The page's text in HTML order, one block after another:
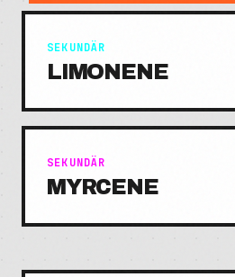
SEKUNDÄR
LIMONENE
SEKUNDÄR
MYRCENE